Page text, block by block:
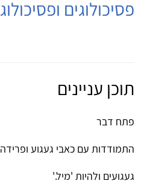
פסיכולוגים
תוכן עניינים
פתח דבר
התמודדות עם כאבי געגוע ופרידה
געגועים ולהיות 'מיל.'